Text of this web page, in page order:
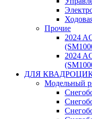
Прочие
2024
2024
ДЛЯ
Модельный